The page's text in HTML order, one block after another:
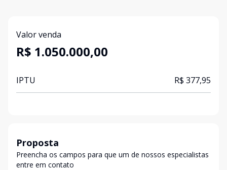
Valor venda
R$ 1.050.000,00
IPTU R$ 377,95
Proposta
Preencha os campos para que um de nossos especialistas
entre em contato